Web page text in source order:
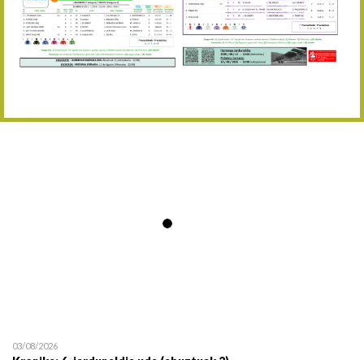
12/08 12:08 Abuztaren 12a / 12 de
15/08 17:05 Abuztuaren 15a / 15 de
30/08 17:30 Abuztuaren 30a / 30 de
13/09 17:30
03/08/2026